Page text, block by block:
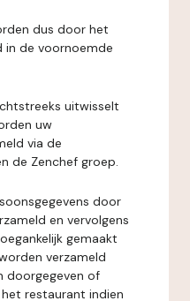
dus door het
in de voornoemde
uitwisselt
uw
via de
de Zenchef groep.
door
en vervolgens
gemaakt
verzameld
doorgegeven of
restaurant indien